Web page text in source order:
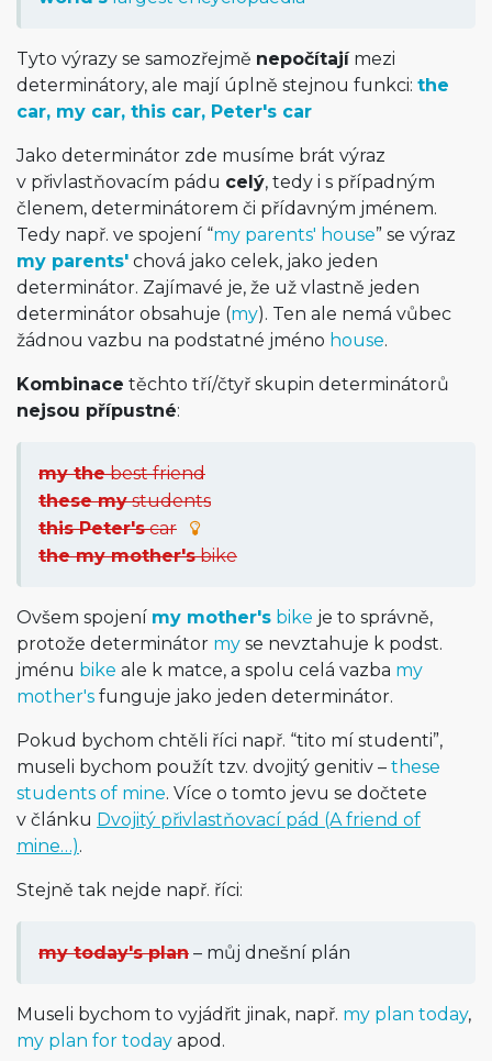
Tyto výrazy se samozřejmě nepočítajímezi
determinátory, ale mají úplně stejnou funkci: the
car, my car, this car, Peter's car
Jako determinátor zde musíme brát výraz
v přivlastňovacím pádu celý, tedy i s případným
členem, determinátorem či přídavným jménem.
Tedy např. ve spojení “my parents' house” se výraz
my parents' chová jako celek, jako jeden
determinátor. Zajímavé je, že už vlastně jeden
determinátor obsahuje (my). Ten ale nemá vůbec
žádnou vazbu na podstatné jméno house.
Kombinace těchto tří/čtyř skupin determinátorů
nejsou přípustné:
my thebest friend
these mystudents
this Peter'scar
the my mother'sbike
Ovšem spojení my mother's bike je to správně,
protože determinátor my se nevztahuje k podst.
jménu bike ale k matce, a spolu celá vazba my
mother's funguje jako jeden determinátor.
Pokud bychom chtěli říci např. “tito mí studenti”,
museli bychom použít tzv. dvojitý genitiv – these
students of mine. Více o tomto jevu se dočtete
v článku Dvojitý přivlastňovací pád (A friend of
mine…).
Stejně tak nejde např. říci:
my today's plan – můj dnešní plán
Museli bychom to vyjádřit jinak, např. my plan today,
my plan for today apod.